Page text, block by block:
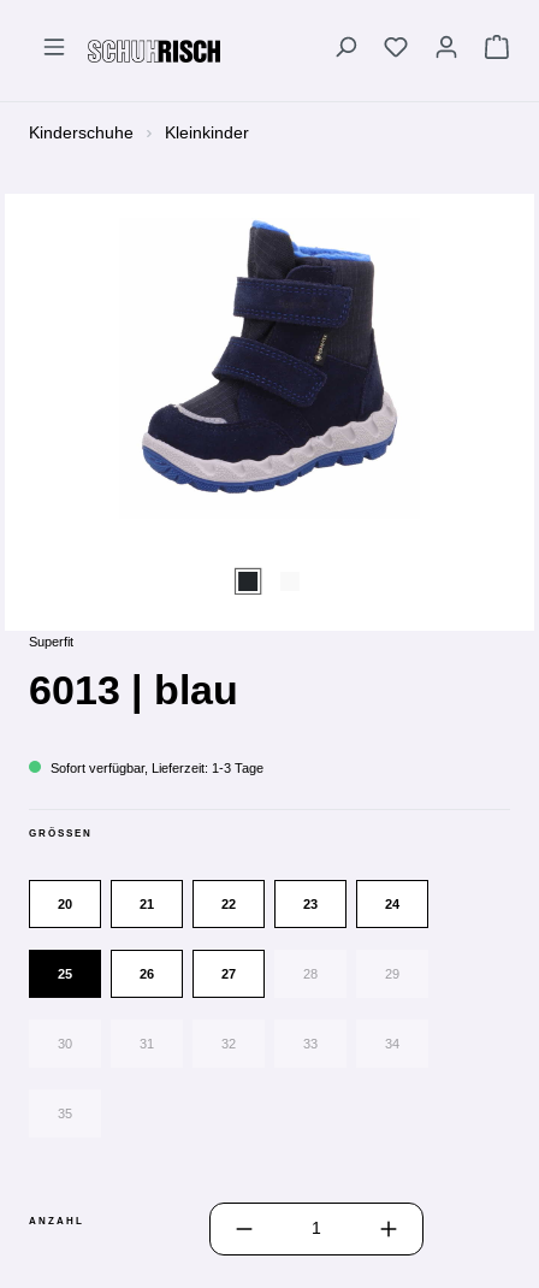
Kinderschuhe Kleinkinder
Superfit
6013 | blau
Sofort verfügbar, Lieferzeit: 1-3 Tage
GRÖSSEN
20 21 22 23 24
25 26 27 28 29
30 31 32 33 34
35
ANZAHL
PRODUKT ANZAHL: GIB DEN